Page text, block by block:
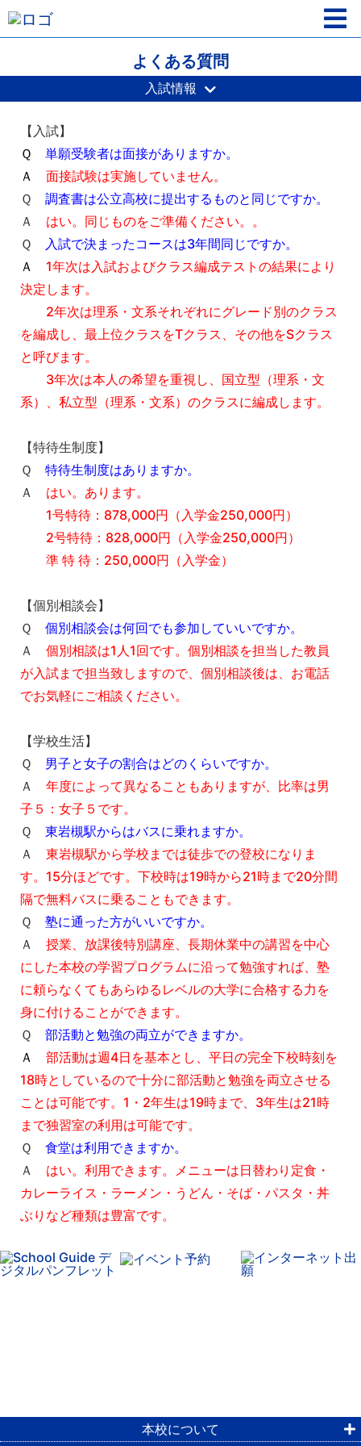
よくある質問
入試情報
【入試】
Ｑ
単願受験者は面接がありますか。
Ａ
面接試験は実施していません。
Ｑ 調査書は公立高校に提出するものと同じですか。
Ａ はい。同じものをご準備ください。。
Ｑ
入試で決まったコースは3年間同じですか。
Ａ
1年次は入試およびクラス編成テストの結果により
決定します。
2年次は理系・文系それぞれにグレード別のクラス
を編成し、最上位クラスをTクラス、その他をSクラス
と呼びます。
3年次は本人の希望を重視し、国立型（理系・文
系）、私立型（理系・文系）のクラスに編成します。
【特待生制度】
Ｑ 特待生制度はありますか。
Ａ はい。あります。
1号特待：878,000円（入学金250,000円）
2号特待：828,000円（入学金250,000円）
準 特 待：250,000円（入学金）
【個別相談会】
Ｑ 個別相談会は何回でも参加していいですか。
Ａ 個別相談は1人1回です。個別相談を担当した教員
が入試まで担当致しますので、個別相談後は、お電話
でお気軽にご相談ください。
【学校生活】
Ｑ 男子と女子の割合はどのくらいですか。
Ａ 年度によって異なることもありますが、比率は男
子５：女子５です。
Ｑ 東岩槻駅からはバスに乗れますか。
Ａ 東岩槻駅から学校までは徒歩での登校になりま
す。15分ほどです。下校時は19時から21時まで20分間
隔で無料バスに乗ることもできます。
Ｑ 塾に通った方がいいですか。
Ａ 授業、放課後特別講座、長期休業中の講習を中心
にした本校の学習プログラムに沿って勉強すれば、塾
に頼らなくてもあらゆるレベルの大学に合格する力を
身に付けることができます。
Ｑ 部活動と勉強の両立ができますか。
Ａ
部活動は週4日を基本とし、平日の完全下校時刻を
18時としているので十分に部活動と勉強を両立させる
ことは可能です。1・2年生は19時まで、3年生は21時
まで独習室の利用は可能です。
Ｑ 食堂は利用できますか。
Ａ はい。利用できます。メニューは日替わり定食・
カレーライス・ラーメン・うどん・そば・パスタ・丼
ぶりなど種類は豊富です。
本校について